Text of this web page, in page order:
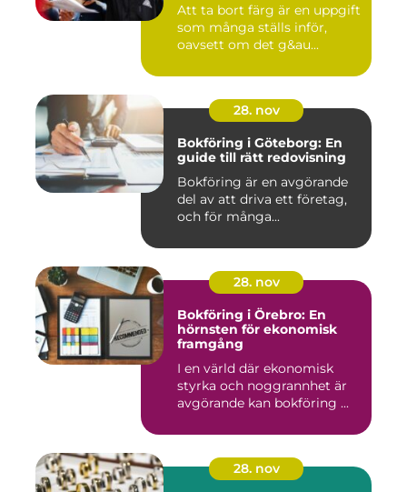
Att ta bort färg är en uppgift
som många ställs inför,
oavsett om det g&au...
28. nov
Bokföring i Göteborg: En
guide till rätt redovisning
Bokföring är en avgörande
del av att driva ett företag,
och för många...
28. nov
Bokföring i Örebro: En
hörnsten för ekonomisk
framgång
I en värld där ekonomisk
styrka och noggrannhet är
avgörande kan bokföring ...
28. nov